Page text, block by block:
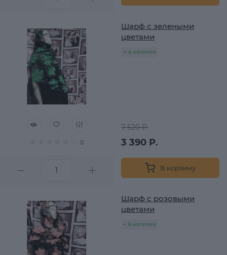
0
Шарф с зелеными
цветами
в наличии
7 520 Р.
3 390 Р.
В корзину
Шарф с розовыми
цветами
в наличии